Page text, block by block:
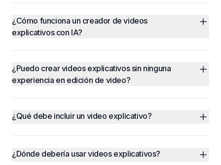
¿Cómo funciona un creador de videos
explicativos con IA?
¿Puedo crear videos explicativos sin ninguna
experiencia en edición de video?
¿Qué debe incluir un video explicativo?
¿Dónde debería usar videos explicativos?